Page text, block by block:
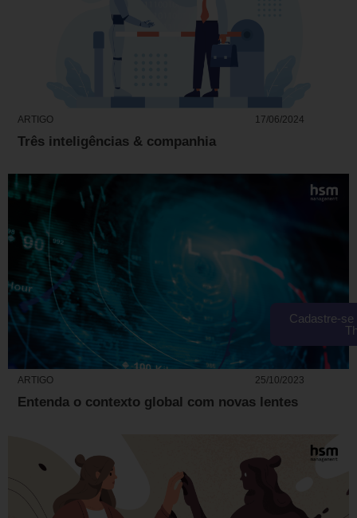
ARTIGO 17/06/2024
Três inteligências & companhia
ARTIGO 25/10/2023
Entenda o contexto global com novas lentes
Cadastre-